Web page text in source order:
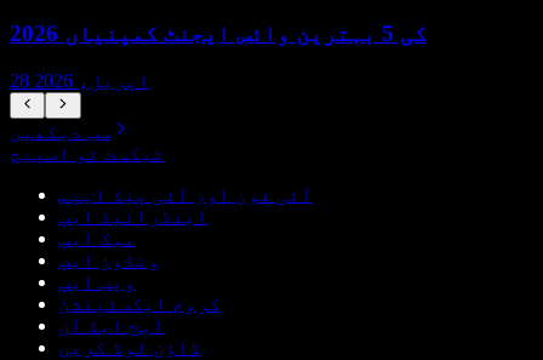
2026 کی 5 بہترین وائس ایجنٹ کمپنیاں
28 اپریل، 2026
سب دیکھیں
ٹیکسٹ ٹو اسپیچ
آئی فون اور آئی پیڈ ایپس
اینڈرائیڈ ایپ
میک ایپ
ونڈوز ایپ
ویب ایپ
کروم ایکسٹینشن
ایج ایڈ آن
ڈاؤن لوڈ کریں